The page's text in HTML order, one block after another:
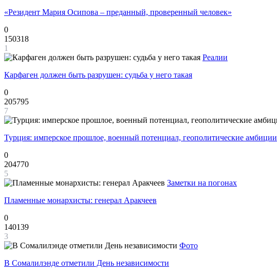
«Резидент Мария Осипова – преданный, проверенный человек»
0
150318
1
Реалии
Карфаген должен быть разрушен: судьба у него такая
0
205795
7
Турция: имперское прошлое, военный потенциал, геополитические амбиции
0
204770
5
Заметки на погонах
Пламенные монархисты: генерал Аракчеев
0
140139
3
Фото
В Сомалилэнде отметили День независимости